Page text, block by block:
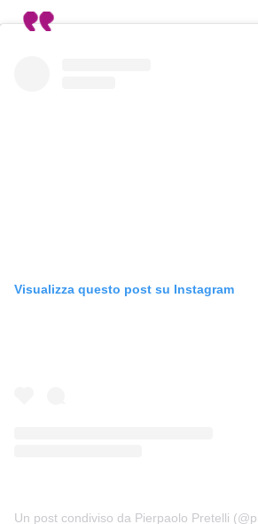
Visualizza questo post su Instagram